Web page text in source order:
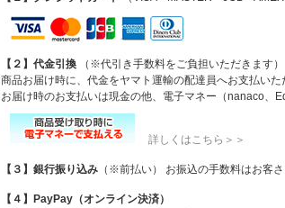
【２】代金引換 （※代引き手数料をご負担いただきます）
商品お届け時に、代金をヤマト運輸の配達員へお支払いた
お届け時のお支払いは現金の他、電子マネー（nanaco、
詳しくはこちら＞＞
【３】銀行振り込み （※前払い） お振込の手数料はお客
【４】PayPay（オンライン決済）